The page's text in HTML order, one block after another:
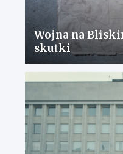
Wojna na
skutki